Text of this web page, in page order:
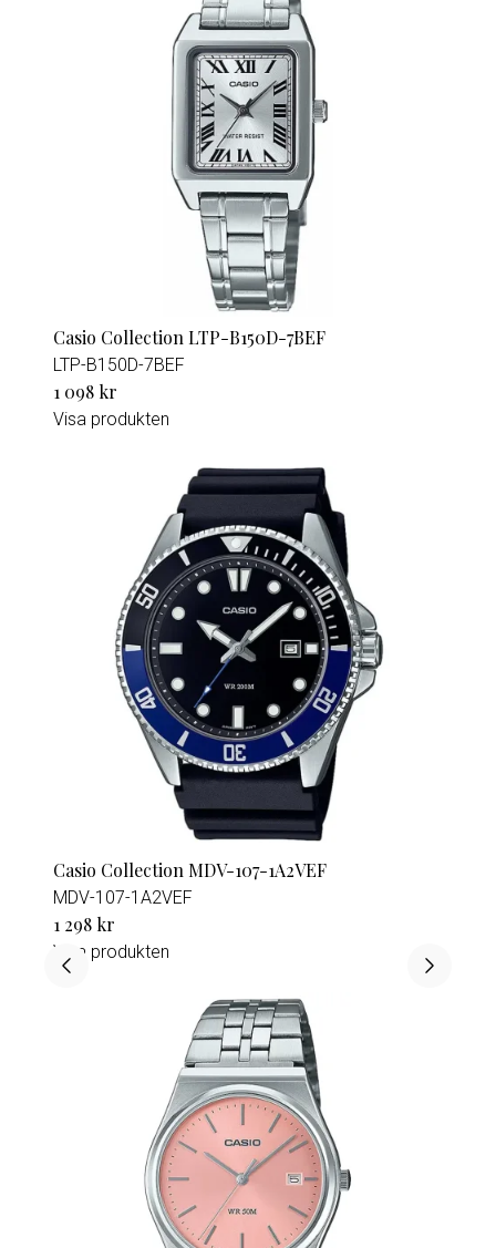
Casio Collection LTP-B150D-7BEF
LTP-B150D-7BEF
1 098 kr
Visa produkten
Casio Collection MDV-107-1A2VEF
MDV-107-1A2VEF
1 298 kr
Visa produkten